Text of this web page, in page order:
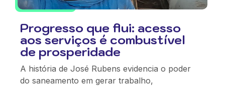
Progresso que flui: acesso
aos serviços é combustível
de prosperidade
A história de José Rubens evidencia o poder
do saneamento em gerar trabalho,